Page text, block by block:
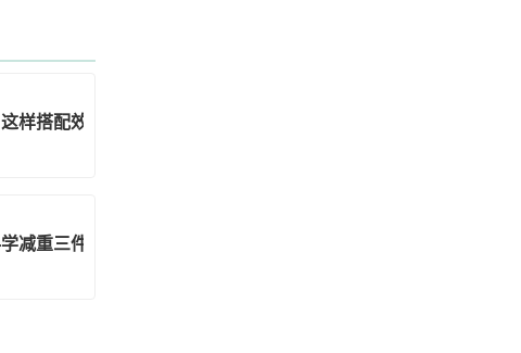
样搭配效果翻倍
减重三件套你get了吗？